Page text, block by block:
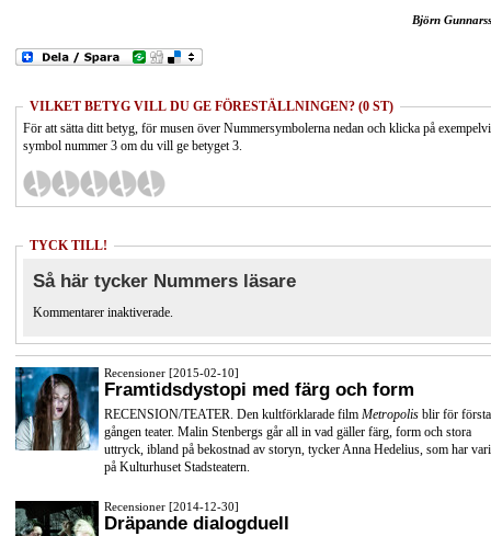
Björn
VILKET BETYG VILL DU GE FÖRESTÄLLNINGEN? (0 ST)
För att sätta ditt betyg, för musen över Nummersymbolerna nedan och klicka på
symbol nummer 3 om du vill ge betyget 3.
TYCK TILL!
Så här tycker Nummers läsare
Kommentarer inaktiverade.
Recensioner [2015-02-10]
Framtidsdystopi med färg och form
RECENSION/TEATER. Den kultförklarade film Metropolis blir för första
gången teater. Malin Stenbergs går all in vad gäller färg, form och stora
uttryck, ibland på bekostnad av storyn, tycker Anna Hedelius, som har
på Kulturhuset Stadsteatern.
Recensioner [2014-12-30]
Dräpande dialogduell